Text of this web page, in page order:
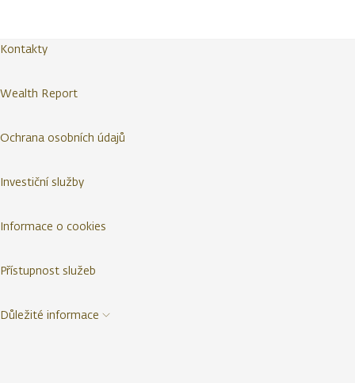
Kontakty
Wealth Report
Ochrana osobních údajů
Investiční služby
Informace o cookies
Přístupnost služeb
Důležité informace